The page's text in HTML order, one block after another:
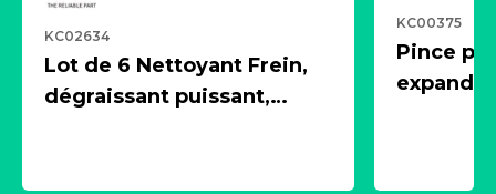
KC02634
Lot de 6 Nettoyant Frein,
dégraissant puissant,
KC00375
Pince